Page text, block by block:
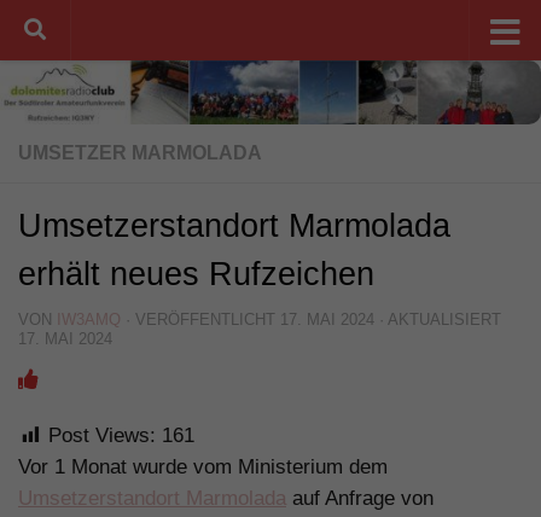
Unter dem Inhalt
UMSETZER MARMOLADA
Umsetzerstandort Marmolada
erhält neues Rufzeichen
VON IW3AMQ · VERÖFFENTLICHT 17. MAI 2024 · AKTUALISIERT
17. MAI 2024
Post Views: 161
Vor 1 Monat wurde vom Ministerium dem
Umsetzerstandort Marmolada auf Anfrage von